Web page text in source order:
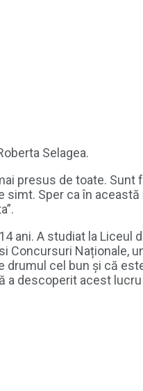
Selagea.
presus de toate.
Sper ca în
A studiat la Liceul
Concursuri Naționale,
cel bun și că
a descoperit acest